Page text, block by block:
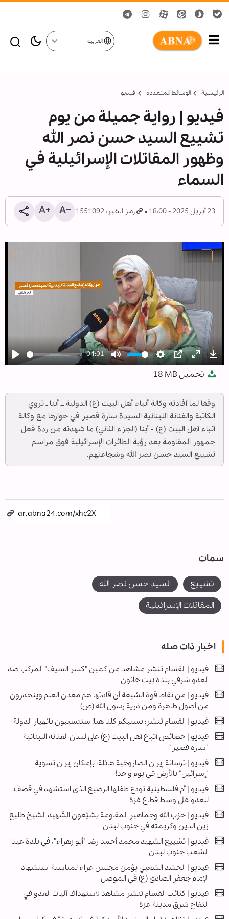
العربية
الرئيسية الوسائط المتعدده فیدیو
فيديو | روایة جميلة من يوم
تشييع السيد حسن نصر الله
وظهور المقاتلات الإسرائيلية في
السماء
23 أبريل 2025 - 18:00 رمز الخبر: 1551092
Play
04:01
Mute Settings
PIP Enter
تحميل 18 MB
وفقا لما أفادته وكالة أنباء أهل البيت (ع) الدولية ــ أبنا ـ تروي
الكاتبة والفنانة اللبنانية السيدة سارة قصير في حوارها مع وكالة
أنباء أهل البيت (ع) - أبنا (الجزء الثاني) ما شهدته من ردة فعل
جمهور المقاومة بعد رؤية الطائرات الإسرائيلية فوق مراسم
تشييع السيد حسن نصر الله وشجاعتهم.
سمات
تشييع
السيد حسن نصر الله
المقاتلات الإسرائيلية
اخبار ذات صله
فيديو | القسام تنشر مشاهد من كمين "كسر السيف" المركب ضد
العدو شرقي بلدة بيت حانون
فیديو | من نقاط قوة الشيعة أن قادتها هم معدن العلم وينحدرون
من أصول طاهرة ومن ذرية رسول الله (ص)
فيديو | القسام تنشر: بسببكم كلنا هنا! ستتسببون بانهيار الدولة
فيديو | خصائص أتباع أهل البيت (ع) على لسان الفنانة اللبنانية
"سارة قصير"
فيديو | ترسانة إيران الصاروخية هائلة، بإمكان إيران تسوية
"إسرائيل" بالأرض في يوم واحد!
فيديو | أم فلسطينية تودع طفلها الرضيع الذي استشهد في قصف
للعدو على وسط قطاع غزة
فيديو | حزب الله وجماهير المقاومة يشيّعون الشّهيد الشيخ طليع
زين الدين وكريمته في جنوب لبنان
فیديو | تشييع الشهيد محمد أحمد رضا "أبو زهراء"، في بلدة عيتا
الشعب جنوب لبنان
فيديو | الحشد الشعبي يؤمن مجلس عزاء لمناسبة استشهاد
الإمام جعفر الصادق (ع) في الموصل
فيديو | كتائب القسام تنشر مشاهد لاستهداف آليات العدو في
التفاح شرق مدينة غزة